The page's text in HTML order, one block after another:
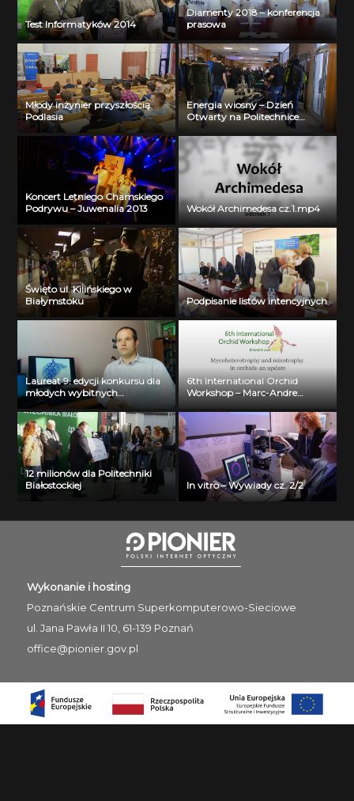
Test Informatyków 2014
Diamenty 2018 – konferencja
prasowa
Młody inżynier przyszłością
Podlasia
Energia wiosny – Dzień
Otwarty na Politechnice
Białostockiej
Koncert Letniego Chamskiego
Podrywu – Juwenalia 2013
Wokół Archimedesa cz.1.mp4
Święto ul. Kilińskiego w
Białymstoku
Podpisanie listów intencyjnych
Laureat 9. edycji konkursu dla
młodych wybitnych
naukowców- dr inż. Krzysztof
Jurczuk
6th International Orchid
Workshop – Marc-Andre
Selosse
12 milionów dla Politechniki
Białostockiej
In vitro – Wywiady cz. 2/2
Wykonanie i hosting
Poznańskie Centrum Superkomputerowo-Sieciowe
ul. Jana Pawła II 10, 61-139 Poznań
office@pionier.gov.pl